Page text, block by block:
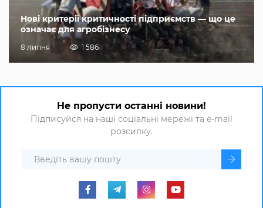
Нові критерії критичності підприємств — що це
означає для агробізнесу
8 липня 1 586
Не пропусти останні новини!
Підписуйся на наші соціальні мережі та e-mail
розсилку.